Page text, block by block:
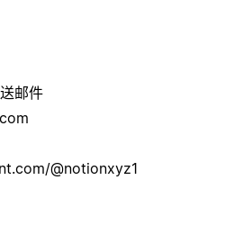
邮件
@notionxyz1